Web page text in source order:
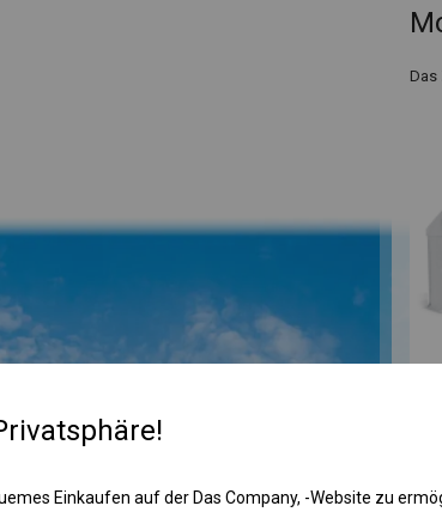
Das
Einkaufen auf der Das Company, -Website zu